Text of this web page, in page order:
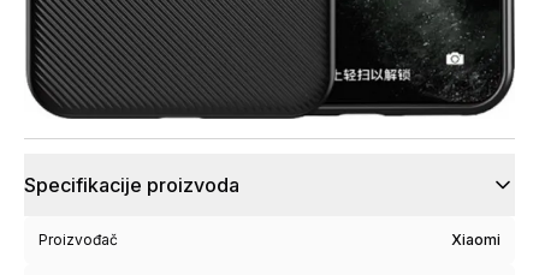
Specifikacije proizvoda
Proizvođač Xiaomi